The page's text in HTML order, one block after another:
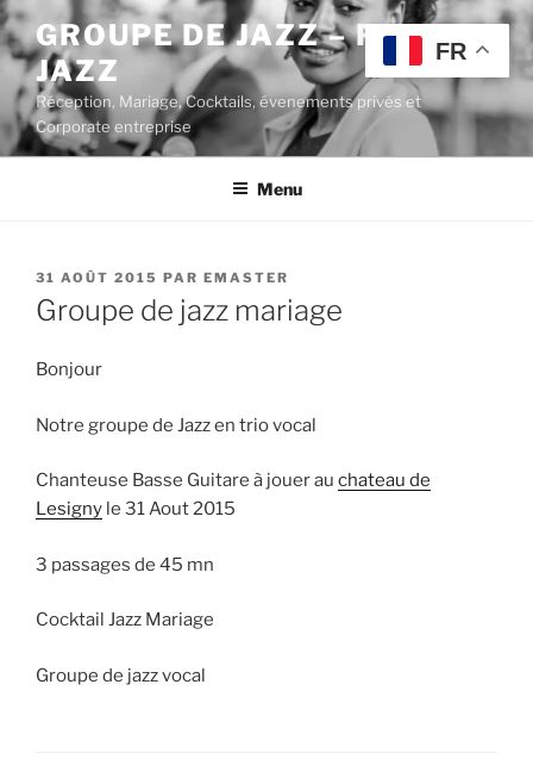
Aller
au
contenu
principal
GROUPE DE JAZZ – POP
JAZZ
Réception, Mariage, Cocktails, évenements privés et
Corporate entreprise
Menu
PUBLIÉ
LE
31 AOÛT 2015 PAR EMASTER
Groupe de jazz mariage
Bonjour
Notre groupe de Jazz en trio vocal
Chanteuse Basse Guitare à jouer au chateau de
Lesigny le 31 Aout 2015
3 passages de 45 mn
Cocktail Jazz Mariage
Groupe de jazz vocal
FR